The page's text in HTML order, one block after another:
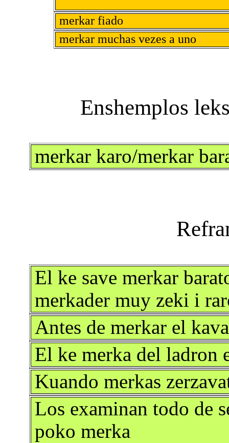
merkar fiado
merkar muchas vezes a uno
merkar karo/merkar
El ke save merkar
merkader muy zeki i
Antes de merkar el
El ke merka del ladron
Kuando merkas
Los examinan todo de
poko merka